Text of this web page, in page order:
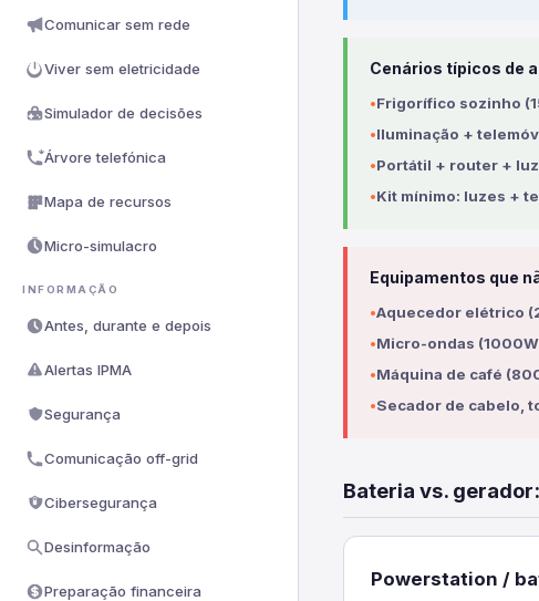
Comunicar sem rede
Viver sem eletricidade
Simulador de decisões
Árvore telefónica
Mapa de recursos
Micro-simulacro
INFORMAÇÃO
Antes, durante e depois
Alertas IPMA
Segurança
Comunicação off-grid
Cibersegurança
Desinformação
Preparação financeira
Cenários típicos de
Frigorífico sozinho
Iluminação +
Portátil + router +
Kit mínimo: luzes +
Equipamentos que
Aquecedor elétrico
Micro-ondas
Máquina de café
Secador de cabelo,
Bateria vs.
Powerstation /